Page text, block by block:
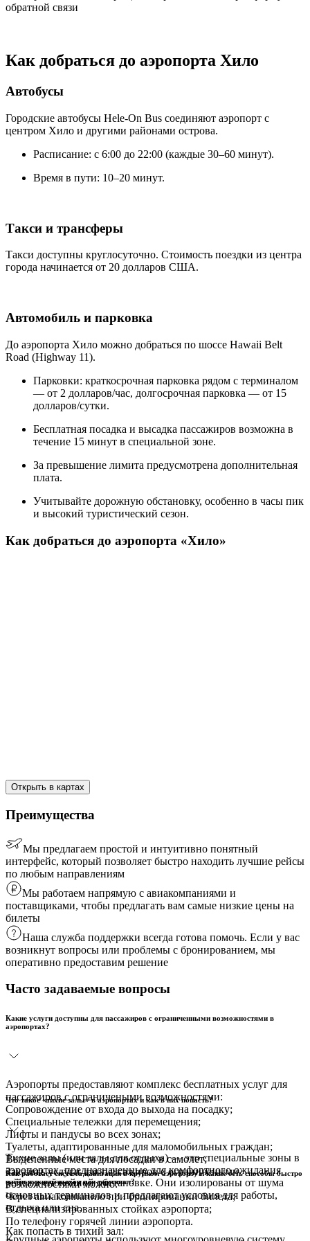
обратной связи
Как добраться до аэропорта Хило
Автобусы
Городские автобусы Hele-On Bus соединяют аэропорт с
центром Хило и другими районами острова.
Расписание: с 6:00 до 22:00 (каждые 30–60 минут).
Время в пути: 10–20 минут.
Такси и трансферы
Такси доступны круглосуточно. Стоимость поездки из центра
города начинается от 20 долларов США.
Автомобиль и парковка
До аэропорта Хило можно добраться по шоссе Hawaii Belt
Road (Highway 11).
Парковки: краткосрочная парковка рядом с терминалом
— от 2 долларов/час, долгосрочная парковка — от 15
долларов/сутки.
Бесплатная посадка и высадка пассажиров возможна в
течение 15 минут в специальной зоне.
За превышение лимита предусмотрена дополнительная
плата.
Учитывайте дорожную обстановку, особенно в часы пик
и высокий туристический сезон.
Как добраться до аэропорта «Хило»
Открыть в картах
Преимущества
Мы предлагаем простой и интуитивно понятный
интерфейс, который позволяет быстро находить лучшие рейсы
по любым направлениям
Мы работаем напрямую с авиакомпаниями и
поставщиками, чтобы предлагать вам самые низкие цены на
билеты
Наша служба поддержки всегда готова помочь. Если у вас
возникнут вопросы или проблемы с бронированием, мы
оперативно предоставим решение
Часто задаваемые вопросы
Какие услуги доступны для пассажиров с ограниченными возможностями в
аэропортах?
Аэропорты предоставляют комплекс бесплатных услуг для
пассажиров с ограничеными возможностями:
Сопровождение от входа до выхода на посадку;
Специальные тележки для перемещения;
Лифты и пандусы во всех зонах;
Туалеты, адаптированные для маломобильных граждан;
Выделенные места для посадки в самолет;
Заказать услуги для пассажиров с ограничеными
возможностями можно:
Через авиакомпанию при бронировании билета;
В специализированных стойках аэропорта;
По телефону горячей линии аэропорта.
Что такое «тихие залы» в аэропортах и как в них попасть?
Тихие залы (или залы для отдыха) — это специальные зоны в
аэропортах, предназначенные для комфортного ожидания
рейса в спокойной обстановке. Они изолированы от шума
основных терминалов и предлагают условия для работы,
отдыха или сна.
Как попасть в тихий зал:
Как работает система навигации в крупном аэропорту и какие есть способы быстро
найти нужный выход или терминал?